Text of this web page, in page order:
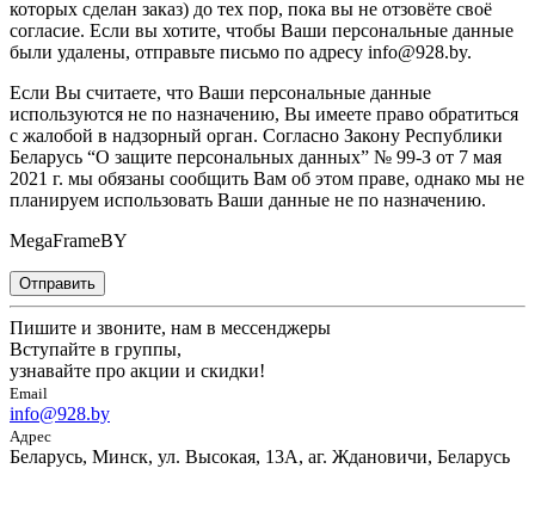
которых сделан заказ) до тех пор, пока вы не отзовёте своё
согласие. Если вы хотите, чтобы Ваши персональные данные
были удалены, отправьте письмо по адресу info@928.by.
Если Вы считаете, что Ваши персональные данные
используются не по назначению, Вы имеете право обратиться
с жалобой в надзорный орган. Согласно Закону Республики
Беларусь “О защите персональных данных” № 99-З от 7 мая
2021 г. мы обязаны сообщить Вам об этом праве, однако мы не
планируем использовать Ваши данные не по назначению.
MegaFrameBY
Отправить
Пишите и звоните, нам в мессенджеры
Вступайте в группы,
узнавайте про акции и скидки!
Email
info@928.by
Адрес
Беларусь, Минск, ул. Высокая, 13А, аг. Ждановичи, Беларусь